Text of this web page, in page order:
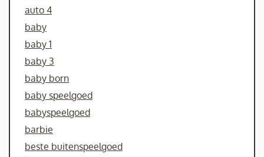
auto 4
baby
baby 1
baby 3
baby born
baby speelgoed
babyspeelgoed
barbie
beste buitenspeelgoed